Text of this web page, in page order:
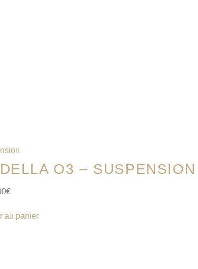
O3 – SUSPENSION
€
au panier